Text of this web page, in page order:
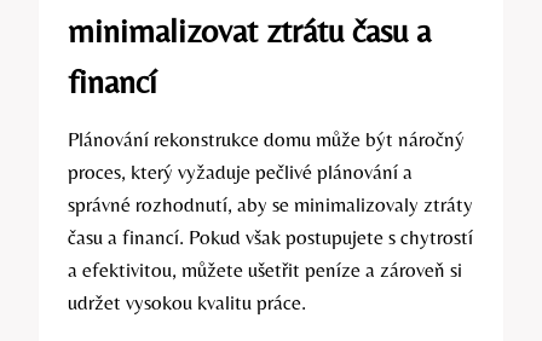
minimalizovat ztrátu času a
financí
Plánování rekonstrukce domu může být náročný
proces, který vyžaduje pečlivé plánování a
správné rozhodnutí, aby se minimalizovaly ztráty
času a financí. Pokud však postupujete s chytrostí
a efektivitou, můžete ušetřit peníze a zároveň si
udržet vysokou kvalitu práce.